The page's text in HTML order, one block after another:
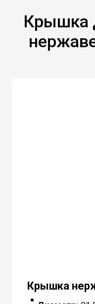
Крышка
Крышка